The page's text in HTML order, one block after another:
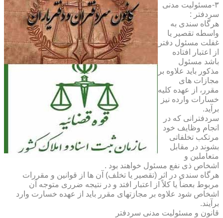
۳-مسئولیت مدنی
سردفتر :
هرگاه سندی به
واسطه تقصیر یا
غفلت مسئول دفتر
از اعتبار افتاده
باشد مسئول
مذکور باید علاوه بر
مجازات های
مقرر، از عهده کلیه
خسارات وارده نیز
برآید.
سردفترانی که در
انجام وظایف خود
مرتکب تخلفاتی
بشوند در مقابل
متعاملین و
اشخاص ذی نفع مسئول خواهند بود .
هرگاه سندی در اثر (تقصیر یا تخلف) آن ها از قوانین و مقررات
مربوط بعضاً یا کلاً از اعتبار افتد و در نتیجه ضرری متوجه آن
اشخاص شود علاوه بر مجازتهای مقرر باید از عهده خسارت وارد
برآیند.
قانون و مسئولیت مدنی سردفتر